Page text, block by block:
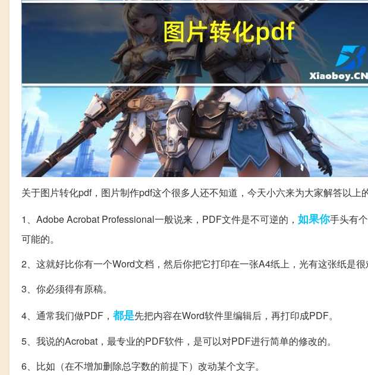
关于图片转化pdf，图片制作pdf这个很多人还不知道，今天小六来为大家解答以上
1、Adobe Acrobat Professional一般说来，PDF文件是不可逆的， 如果你手头有
可能的。
2、这就好比你有一个Word文档，然后你把它打印在一张A4纸上，光有这张纸是很
3、你必须得有原稿。
4、通常我们做PDF， 都是先把内容在Word软件里编辑后，再打印成PDF。
5、我说的Acrobat，最专业的PDF软件，是可以对PDF进行简单的修改的。
6、比如（在不增加删除总字数的前提下）改动某个文字。